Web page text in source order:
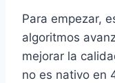
Para empezar,
algoritmos
mejorar la
no es nativo en